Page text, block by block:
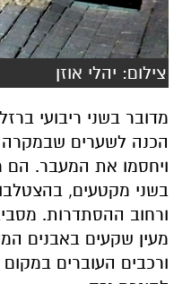
מדובר בשני ריבועי
הכנה לשערים שבמקרה
ויחסמו את המעבר. הם
ורחוב ההסתדרות.
מעין שקעים באבנים
ורכבים העוברים
להיגרם נזק.
"נסעתי ברחוב
והגלגל חטף מכה